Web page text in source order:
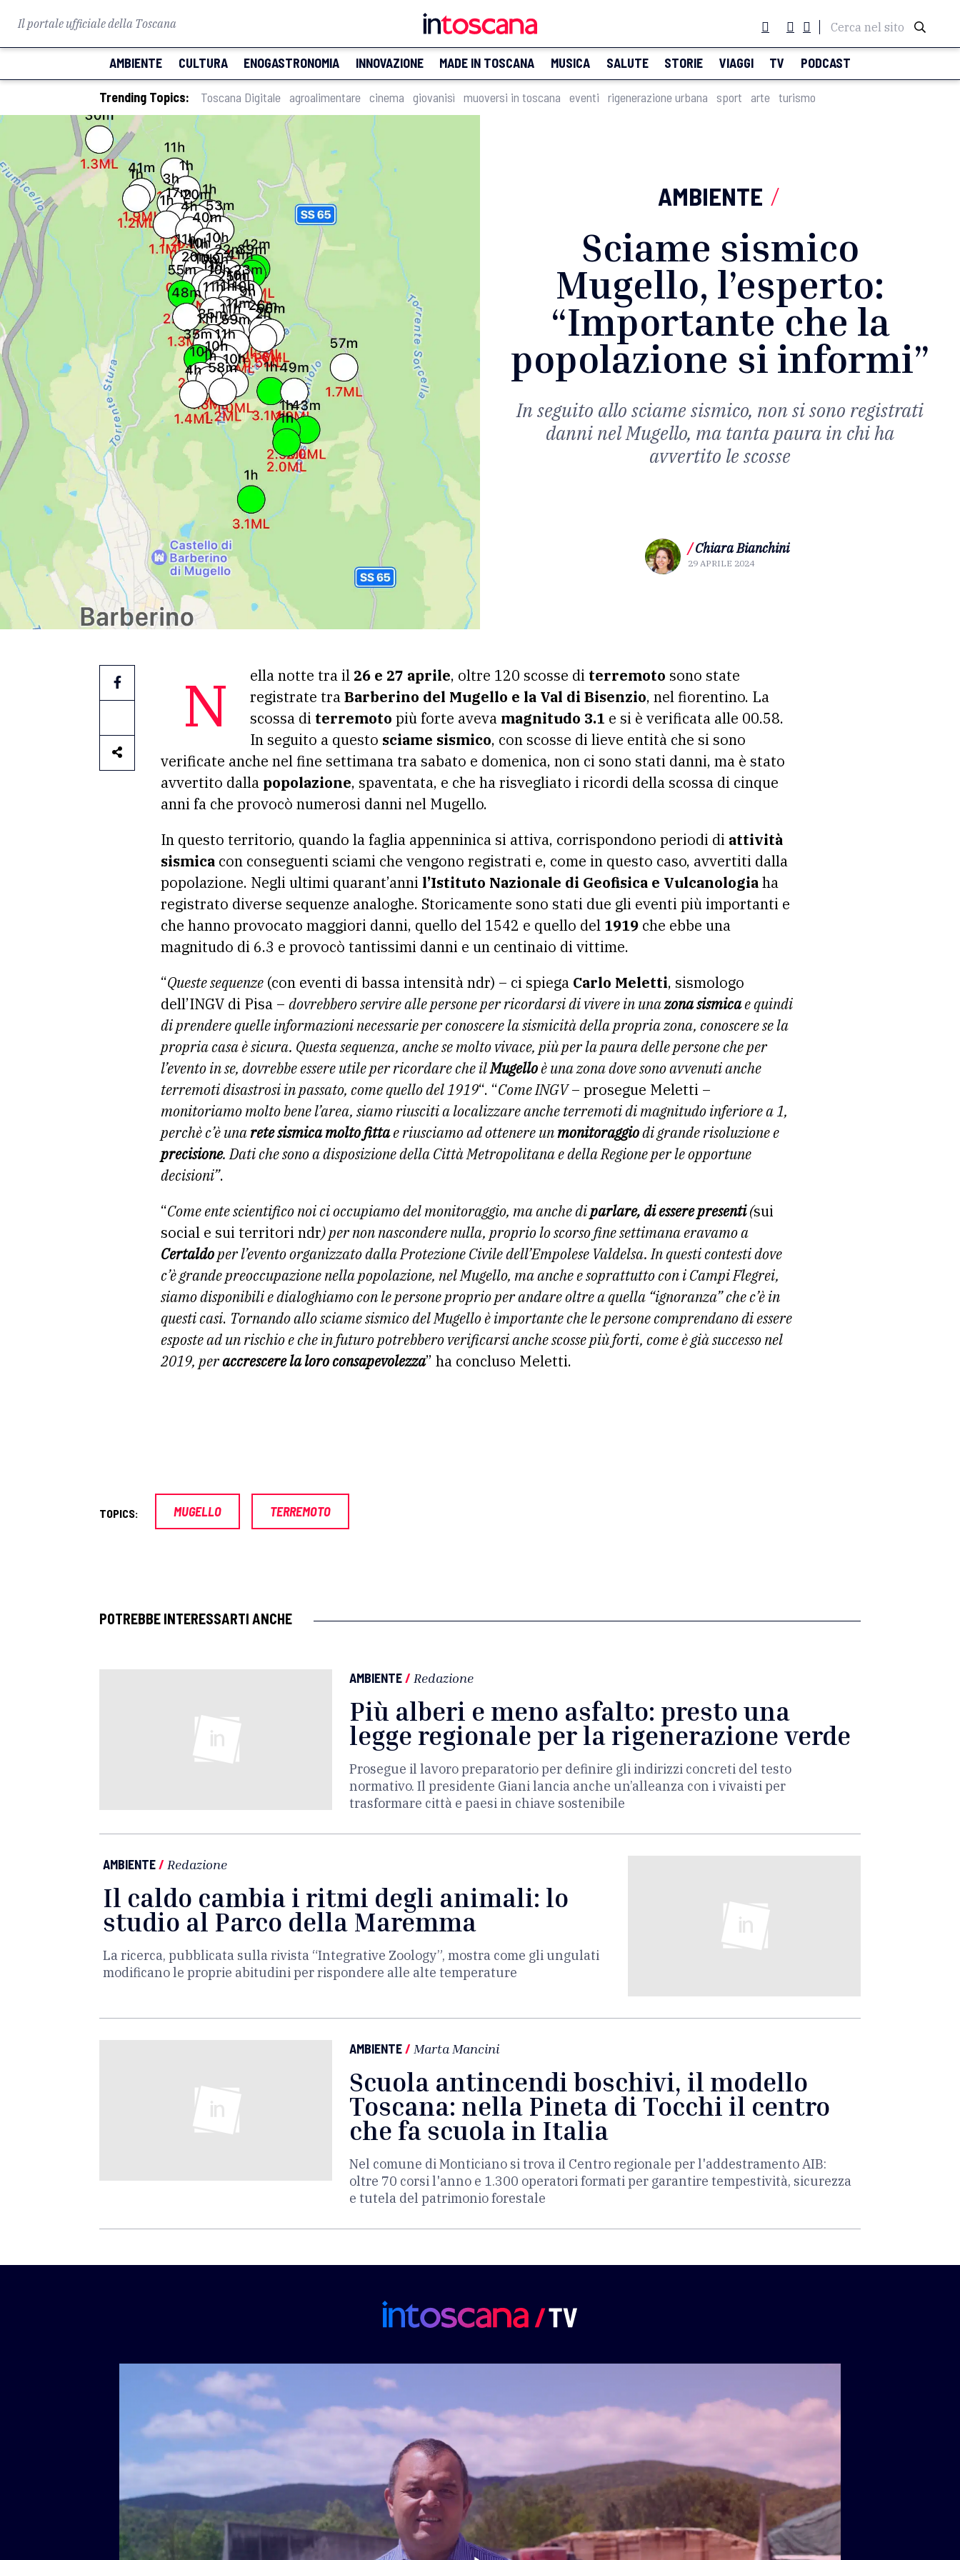
Il portale ufficiale della Toscana Cerca nel sito
AMBIENTE CULTURA ENOGASTRONOMIA INNOVAZIONE MADE IN TOSCANA MUSICA SALUTE STORIE VIAGGI TV PODCAST
Trending Topics: Toscana Digitale agroalimentare cinema giovanisì muoversi in toscana eventi rigenerazione urbana sport arte turismo
AMBIENTE /
Sciame sismico
Mugello, l’esperto:
“Importante che la
popolazione si informi”
In seguito allo sciame sismico, non si sono registrati
danni nel Mugello, ma tanta paura in chi ha
avvertito le scosse
/ Chiara Bianchini
29 APRILE 2024
Nella notte tra il 26 e 27 aprile, oltre 120 scosse di terremoto sono state
registrate traBarberino del Mugello e la Val di Bisenzio, nel fiorentino. La
scossa di terremoto più forte aveva magnitudo 3.1 e si è verificata alle 00.58.
In seguito a questo sciame sismico, con scosse di lieve entità che si sono
verificate anche nel fine settimana tra sabato e domenica, non ci sono stati danni, ma è stato
avvertito dalla popolazione, spaventata, e che ha risvegliato i ricordi della scossa di cinque
anni fa che provocò numerosi danni nel Mugello.
In questo territorio, quando la faglia appenninica si attiva, corrispondono periodi di attività
sismica con conseguenti sciami che vengono registrati e, come in questo caso, avvertiti dalla
popolazione. Negli ultimi quarant’anni l’Istituto Nazionale di Geofisica e Vulcanologiaha
registrato diverse sequenze analoghe. Storicamente sono stati due gli eventi più importanti e
che hanno provocato maggiori danni, quello del 1542 e quello del 1919 che ebbe una
magnitudo di 6.3 e provocò tantissimi danni e un centinaio di vittime.
“Queste sequenze (con eventi di bassa intensità ndr) – ci spiega Carlo Meletti, sismologo
dell’INGV di Pisa – dovrebbero servire alle persone per ricordarsi di vivere in unazona sismicae quindi
di prendere quelle informazioni necessarie per conoscere la sismicità della propria zona, conoscere se la
propria casa è sicura. Questa sequenza, anche se molto vivace, più per la paura delle persone che per
l’evento in se, dovrebbe essere utile per ricordare che ilMugelloè una zona dove sono avvenuti anche
terremoti disastrosi in passato, come quello del 1919“. “Come INGV– prosegue Meletti –
monitoriamo molto bene l’area, siamo riusciti a localizzare anche terremoti di magnitudo inferiore a 1,
perchè c’è unarete sismica molto fittae riusciamo ad ottenere unmonitoraggiodi grande risoluzione e
precisione. Dati che sono a disposizione della Città Metropolitana e della Regione per le opportune
decisioni”.
“Come ente scientifico noi ci occupiamo del monitoraggio, ma anche diparlare, di essere presenti(sui
social e sui territori ndr) per non nascondere nulla, proprio lo scorso fine settimana eravamo a
Certaldoper l’evento organizzato dalla Protezione Civile dell’Empolese Valdelsa. In questi contesti dove
c’è grande preoccupazione nella popolazione, nel Mugello, ma anche e soprattutto con i Campi Flegrei,
siamo disponibili e dialoghiamo con le persone proprio per andare oltre a quella “ignoranza” che c’è in
questi casi. Tornando allo sciame sismico del Mugello è importante che le persone comprendano di essere
esposte ad un rischio e che in futuro potrebbero verificarsi anche scosse più forti, come è già successo nel
2019, peraccrescere la loro consapevolezza” ha concluso Meletti.
TOPICS: MUGELLO TERREMOTO
POTREBBE INTERESSARTI ANCHE
AMBIENTE/ Redazione
Più alberi e meno asfalto: presto una
legge regionale per la rigenerazione verde
Prosegue il lavoro preparatorio per definire gli indirizzi concreti del testo
normativo. Il presidente Giani lancia anche un’alleanza con i vivaisti per
trasformare città e paesi in chiave sostenibile
AMBIENTE/ Redazione
Il caldo cambia i ritmi degli animali: lo
studio al Parco della Maremma
La ricerca, pubblicata sulla rivista “Integrative Zoology”, mostra come gli ungulati
modificano le proprie abitudini per rispondere alle alte temperature
AMBIENTE/ Marta Mancini
Scuola antincendi boschivi, il modello
Toscana: nella Pineta di Tocchi il centro
che fa scuola in Italia
Nel comune di Monticiano si trova il Centro regionale per l'addestramento AIB:
oltre 70 corsi l'anno e 1.300 operatori formati per garantire tempestività, sicurezza
e tutela del patrimonio forestale